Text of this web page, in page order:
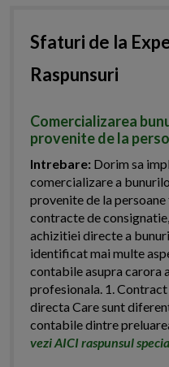
Sfaturi de la
Raspunsuri
Comercializarea
provenite de la
Intrebare: Dorim sa
comercializare a
provenite de la
contracte de
achizitiei directe a
identificat mai multe
contabile asupra carora
profesionala. 1.
directa Care sunt
contabile dintre preluarea
vezi AICI raspunsul